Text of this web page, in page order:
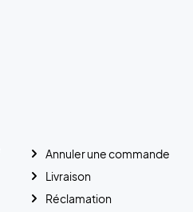
Annuler une commande
Livraison
Réclamation